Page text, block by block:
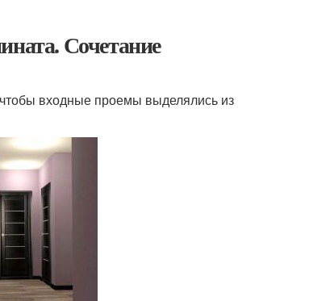
Сочетание
входные проемы выделялись из